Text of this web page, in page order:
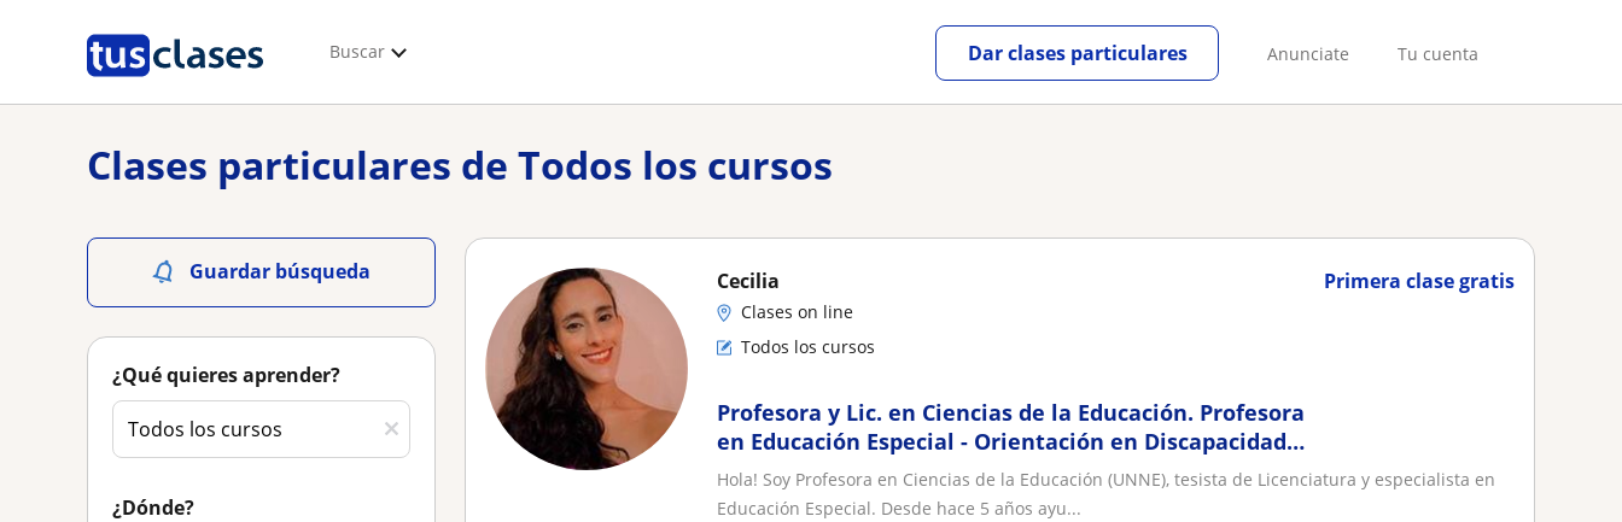
Buscar Anunciate Tu cuenta
Dar clases particulares
Clases particulares de Todos los cursos
Guardar búsqueda
¿Qué quieres aprender?
¿Dónde?
Primera clase gratis
Cecilia
Clases on line
Todos los cursos
Profesora y Lic. en Ciencias de la Educación. Profesora
en Educación Especial - Orientación en Discapacidad
Intelectual
Hola! Soy Profesora en Ciencias de la Educación (UNNE), tesista de Licenciatura y especialista en
Educación Especial. Desde hace 5 años ayu...